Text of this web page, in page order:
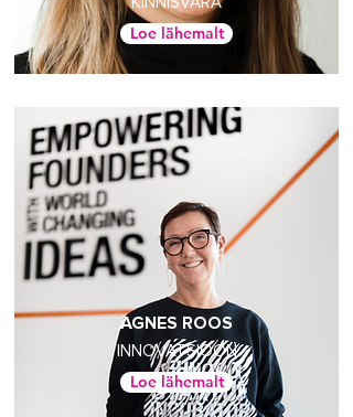
Loe lähemalt
INNOVATSIOON
AGNES ROOS
Loe lähemalt